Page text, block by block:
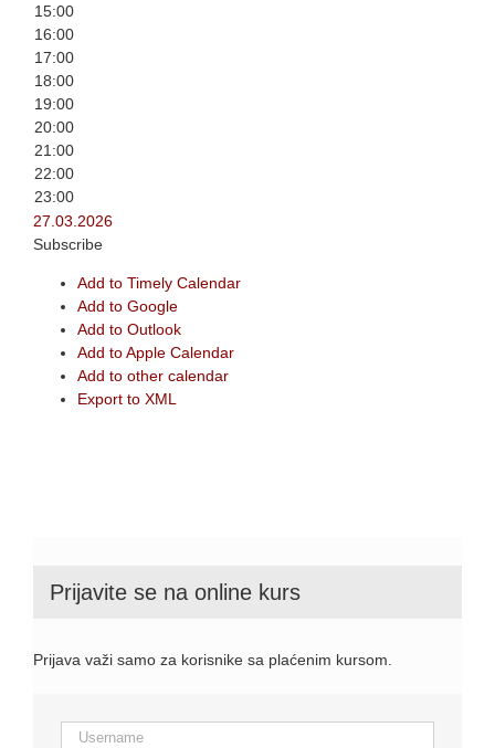
15:00
16:00
17:00
18:00
19:00
20:00
21:00
22:00
23:00
27.03.2026
Subscribe
Add to Timely Calendar
Add to Google
Add to Outlook
Add to Apple Calendar
Add to other calendar
Export to XML
Prijavite se na online kurs
Prijava važi samo za korisnike sa plaćenim kursom.